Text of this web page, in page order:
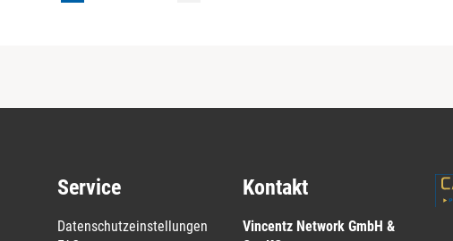
Service
Datenschutzeinstellungen
Kontakt
Vincentz Network GmbH &